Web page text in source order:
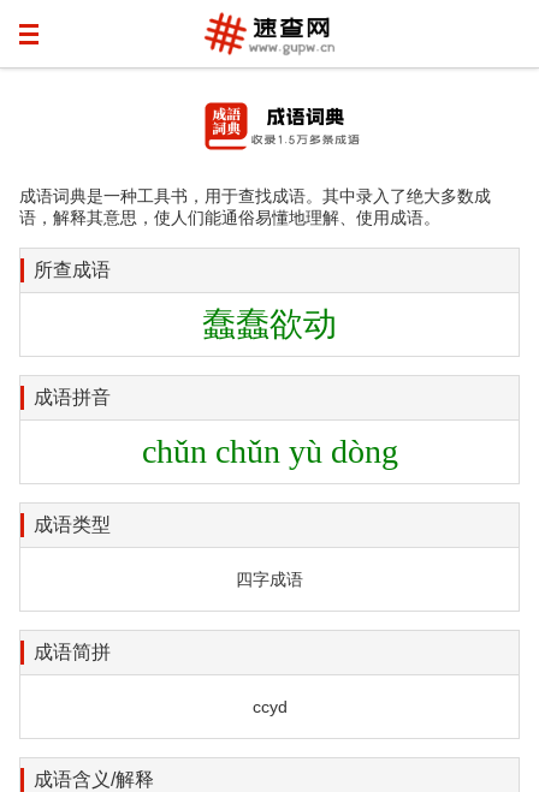
成语词典是一种工具书，用于查找成语。其中录入了绝大多数成
语，解释其意思，使人们能通俗易懂地理解、使用成语。
所查成语
蠢蠢欲动
成语拼音
chǔn chǔn yù dòng
成语类型
四字成语
成语简拼
ccyd
成语含义/解释